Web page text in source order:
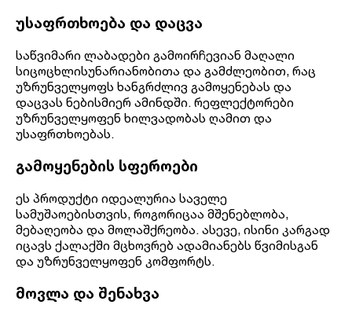
უსაფრთხოება და დაცვა
საწვიმარი ლაბადები გამოირჩევიან მაღალი
სიცოცხლისუნარიანობითა და გამძლეობით, რაც
უზრუნველყოფს ხანგრძლივ გამოყენებას და
დაცვას ნებისმიერ ამინდში. რეფლექტორები
უზრუნველყოფენ ხილვადობას ღამით და
უსაფრთხოებას.
გამოყენების სფეროები
ეს პროდუქტი იდეალურია საველე
სამუშაოებისთვის, როგორიცაა მშენებლობა,
მებაღეობა და მოლაშქრეობა. ასევე, ისინი კარგად
იცავს ქალაქში მცხოვრებ ადამიანებს წვიმისგან
და უზრუნველყოფენ კომფორტს.
მოვლა და შენახვა